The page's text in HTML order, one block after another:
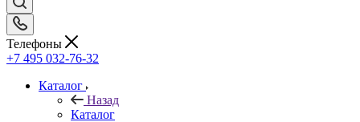
Телефоны
+7 495 032-76-32
Каталог
Назад
Каталог